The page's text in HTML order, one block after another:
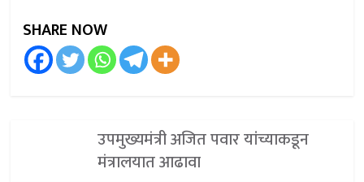
SHARE NOW
उपमुख्यमंत्री अजित पवार यांच्याकडून
मंत्रालयात आढावा